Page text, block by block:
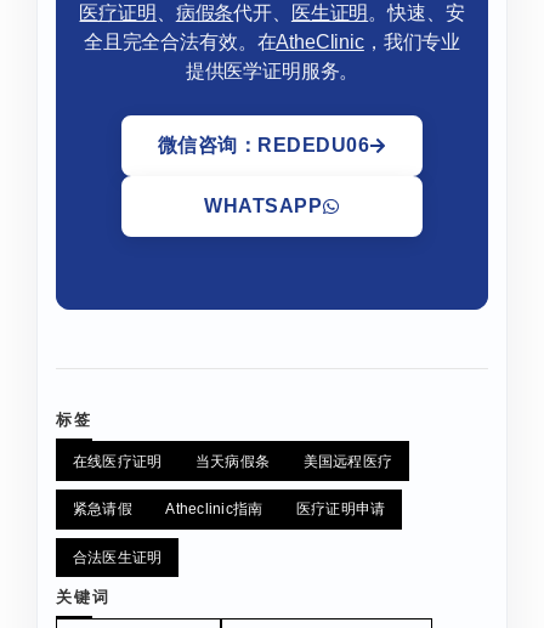
医疗证明
病假条代开、 医生证明 。快速、安
全且完全合法有效。在AtheClinic，我们专业
提供医学证明服务。
微信咨询：REDEDU06
WHATSAPP
标签
在线医疗证明 当天病假条 美国远程医疗
紧急请假 Atheclinic指南 医疗证明申请
合法医生证明
关键词